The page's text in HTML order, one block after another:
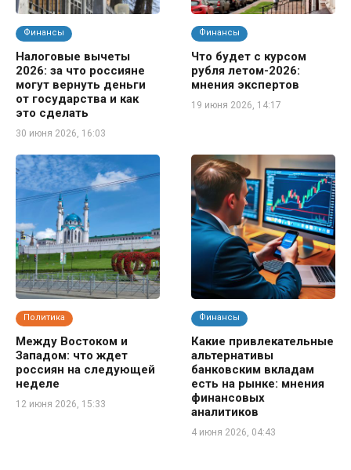
Финансы
Налоговые вычеты
2026: за что россияне
могут вернуть деньги
от государства и как
это сделать
30 июня 2026, 16:03
Финансы
Что будет с курсом
рубля летом-2026:
мнения экспертов
19 июня 2026, 14:17
Политика
Между Востоком и
Западом: что ждет
россиян на следующей
неделе
12 июня 2026, 15:33
Финансы
Какие привлекательные
альтернативы
банковским вкладам
есть на рынке: мнения
финансовых
аналитиков
4 июня 2026, 04:43